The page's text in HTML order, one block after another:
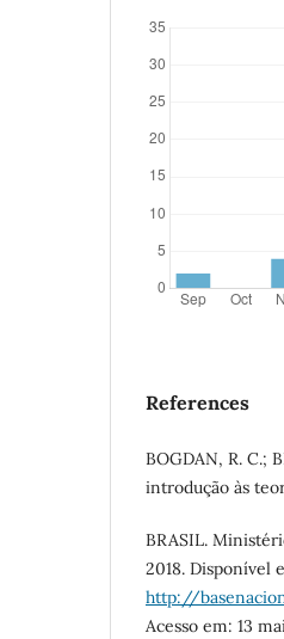
References
BOGDAN, R. C.;
introdução às
BRASIL.
2018. Disponível
http://
Acesso em: 13